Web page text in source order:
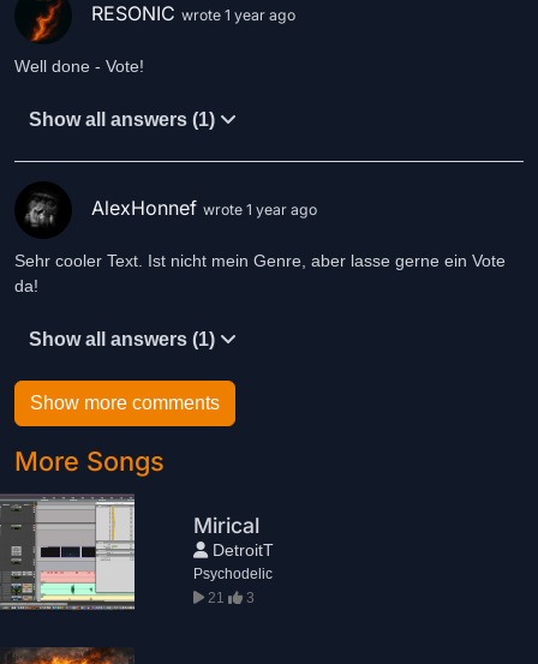
RESONIC wrote 1 year ago
Well done - Vote!
Show all answers (1)
AlexHonnef wrote 1 year ago
Sehr cooler Text. Ist nicht mein Genre, aber lasse gerne ein Vote
da!
Show all answers (1)
Show more comments
More Songs
Mirical
DetroitT
Psychodelic
21
3